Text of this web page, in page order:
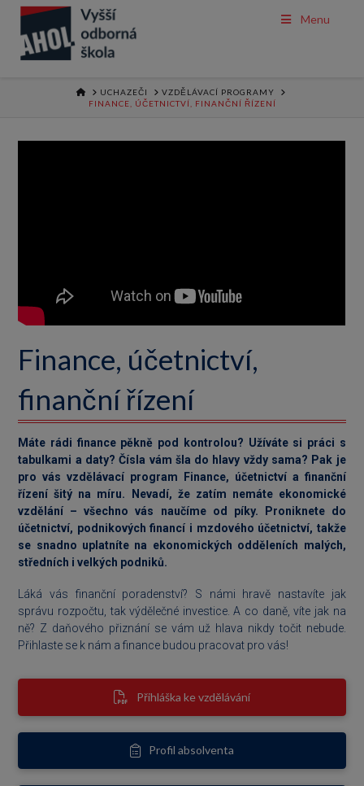
Menu
HOMEUCHAZEČI
VZDĚLÁVACÍ PROGRAMY
FINANCE, ÚČETNICTVÍ, FINANČNÍ ŘÍZENÍ
Finance, účetnictví,
finanční řízení
Máte rádi finance pěkně pod kontrolou? Užíváte si práci s
tabulkami a daty? Čísla vám šla do hlavy vždy sama? Pak je
pro vás vzdělávací program Finance, účetnictví a finanční
řízení šitý na míru. Nevadí, že zatím nemáte ekonomické
vzdělání – všechno vás naučíme od píky. Proniknete do
účetnictví, podnikových financí i mzdového účetnictví, takže
se snadno uplatníte na ekonomických odděleních malých,
středních i velkých podniků.
Láká vás finanční poradenství? S námi hravě nastavíte jak
správu rozpočtu, tak výdělečné investice. A co daně, víte jak na
ně? Z daňového přiznání se vám už hlava nikdy točit nebude.
Přihlaste se k nám a finance budou pracovat pro vás!
Přihláška ke vzdělávání
Profil absolventa